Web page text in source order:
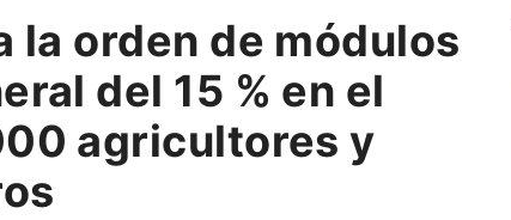
la orden de módulos
del 15 % en el
agricultores y